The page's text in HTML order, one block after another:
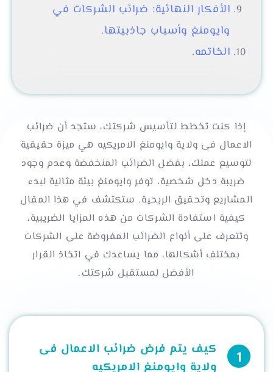
الأفكار النهائية: ضرائب الشركات في
وايومنغ وأسباب جاذبيتها.
الخاتمه.
إذا كنت تخطط لتأسيس شركتك، ستجد أن ضرائب
الاعمال فى ولاية وايومنغ الامريكيه هي ميزة حقيقية
لتوسيع عملك، بفضل الضرائب المنخفضة وعدم وجود
ضريبة دخل شخصية، توفر وايومنغ بيئة مثالية لبدء
المشاريع وتحقيق الربحية. ستكتشف في هذا المقال
كيفية استفادة الشركات من هذه المزايا الضريبية،
وتتعرف على أنواع الضرائب المفروضة على الشركات
بمختلف أشكالها، مما يساعدك في اتخاذ القرار
الأفضل لمستقبل شركتك.
كيف يتم فرض ضرائب الاعمال فى
ولاية وايومنغ الامريكيه